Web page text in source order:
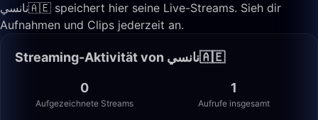
نانسي🇦🇪 speichert hier seine Live-Streams. Sieh dir
Aufnahmen und Clips jederzeit an.
Streaming-Aktivität von نانسي🇦🇪
0
Aufgezeichnete Streams
1
Aufrufe insgesamt